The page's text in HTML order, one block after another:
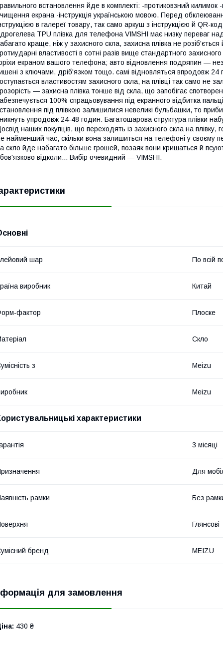
встановлення йде в комплекті: -протиковзний
екрана -інструкція українською мовою. Перед
в галереї товару, так само аркуш з інструкцією й QR-
TPU плівка для телефона VIMSHI має низку переваг
краще, ніж у захисного скла, захисна плівка не
властивості в сотні разів вище стандартного
екраном вашого телефона; авто відновлення подряпин —
з ключами, дріб'язком тощо. самі відновляться впродовж
властивостям захисного скла, на плівці так само не
— захисна плівка тонше від скла, що запобігає
100% спрацьовування під екранного відбитка
під плівкою залишилися невеликі бульбашки, то
упродовж 24-48 годин. Багатошарова структура плівки
наших покупців, що переходять із захисного скла на
найменший час, скільки вона залишиться на телефоні у своєму
скло йде набагато більше грошей, позаяк вони кришаться й
відколи... Вибір очевидний — VIMSHI.
шар По всій
виробник Китай
фактор Плоске
Скло
з Meizu
Meizu
характеристики
3 місяці
Для
рамки Без
Глянсові
бренд MEIZU
для замовлення
430 ₴